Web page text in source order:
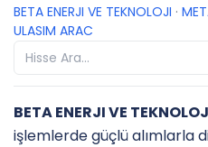
BETA ENERJI VE TEKNOLOJI ·
ULASIM ARAC
BETA ENERJI VE
işlemlerde güçlü alımlarla